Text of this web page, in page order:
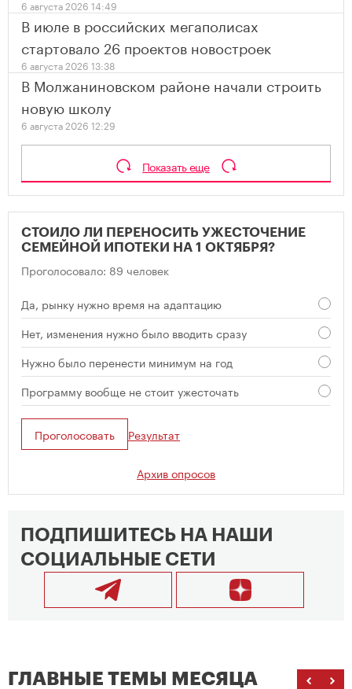
6 августа 2026 14:49
В июле в российских мегаполисах
стартовало 26 проектов новостроек
6 августа 2026 13:38
В Молжаниновском районе начали строить
новую школу
6 августа 2026 12:29
Показать еще
СТОИЛО ЛИ ПЕРЕНОСИТЬ УЖЕСТОЧЕНИЕ
СЕМЕЙНОЙ ИПОТЕКИ НА 1 ОКТЯБРЯ?
Проголосовало: 89 человек
Да, рынку нужно время на адаптацию
Нет, изменения нужно было вводить сразу
Нужно было перенести минимум на год
Программу вообще не стоит ужесточать
Проголосовать Результат
Архив опросов
ПОДПИШИТЕСЬ НА НАШИ
СОЦИАЛЬНЫЕ СЕТИ
ГЛАВНЫЕ ТЕМЫ МЕСЯЦА